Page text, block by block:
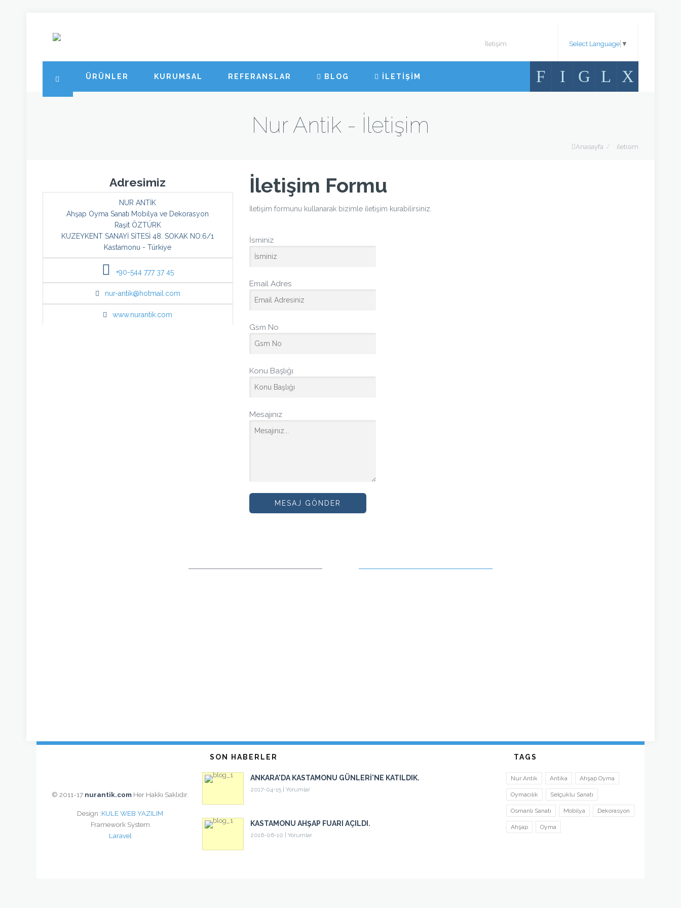
F I G L X
Select Language ▼
İletişim
45
ÜRÜNLER KURUMSAL REFERANSLAR BLOG İLETİŞİM
Nur Antik - İletişim
Anasayfa / iletisim
Adresimiz
NUR ANTİK
Ahşap Oyma Sanatı Mobilya ve Dekorasyon
Raşit ÖZTÜRK
KUZEYKENT SANAYİ SİTESİ 48. SOKAK NO:6/1
Kastamonu - Türkiye
+90-544 777 37 45
nur-antik@hotmail.com
www.nurantik.com
İletişim Formu
İletişim formunu kullanarak bizimle iletişim kurabilirsiniz.
İsminiz
Email Adres
Gsm No
Konu Başlığı
Mesajınız
© 2011-17 nurantik.com Her Hakkı Saklıdır.
Design :KULE WEB YAZILIM
Framework System
Laravel
SON HABERLER
ANKARA'DA KASTAMONU GÜNLERI'NE KATILDIK.
2017-04-15 Yorumlar
KASTAMONU AHŞAP FUARI AÇILDI.
2016-06-10 Yorumlar
TAGS
Nur Antik Antika Ahşap Oyma
Oymacılık Selçuklu Sanatı
Osmanlı Sanatı Mobilya Dekorasyon
Ahşap Oyma